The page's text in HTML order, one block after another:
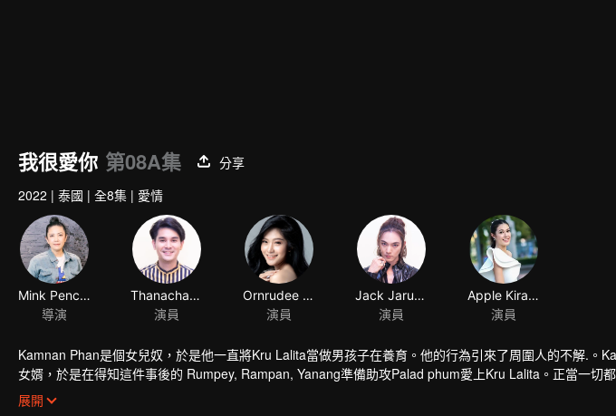
我很愛你 第08A集
分享
2022 | 泰國 | 全8集 | 愛情
Mink Penchan Vongsomphet
導演
Thanachat Dulyachat
演員
Ornrudee Seanla
演員
Jack Jarupong Kluaymai-ngam
演員
Apple Kirasa homseang
演員
Kamnan Phan是個女兒奴，於是他一直將Kru Lalita當做男孩子在養育。他的行為引來了周圍人的不解.。
女婿，於是在得知這件事後的 Rumpey, Rampan, Yanang準備助攻Palad phum愛上Kru Lalita。正當一切
回來了，而此時她身邊已有帥氣多金的老公Tide。Tide決定要解決任何來糾纏自己女人的人...
展開